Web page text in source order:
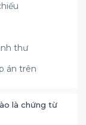
thư
án trên
là chứng từ